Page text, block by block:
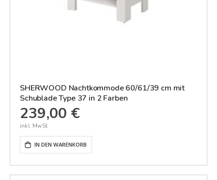
SHERWOOD Nachtkommode 60/61/39 cm mit
Schublade Type 37 in 2 Farben
239,00 €
IN DEN WARENKORB